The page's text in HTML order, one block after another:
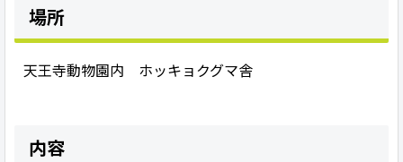
場所
天王寺動物園内 ホッキョクグマ舎
内容